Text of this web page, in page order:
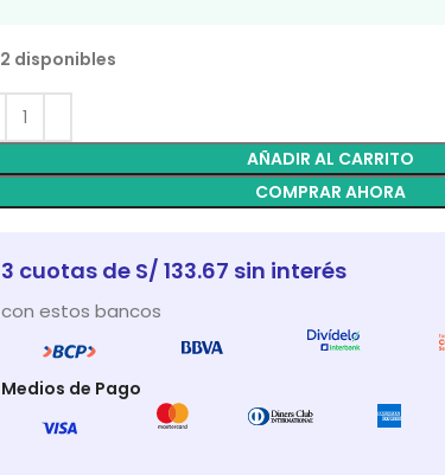
2 disponibles
AÑADIR AL CARRITO
COMPRAR AHORA
3 cuotas de S/ 133.67 sin interés
con estos bancos
Medios de Pago